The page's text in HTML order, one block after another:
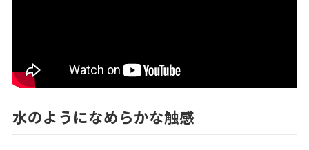
水のようになめらかな触感